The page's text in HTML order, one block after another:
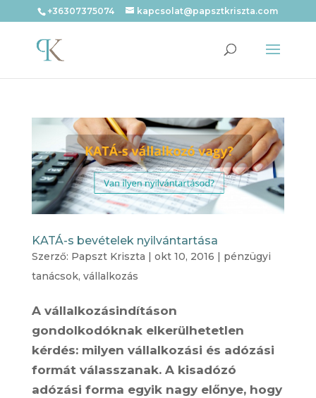
+36307375074 kapcsolat@papsztkriszta.com
KATÁ-s bevételek nyilvántartása
Szerző: Papszt Kriszta okt 10, 2016
pénzügyi
tanácsok, vállalkozás
A vállalkozásindításon
gondolkodóknak elkerülhetetlen
kérdés: milyen vállalkozási és adózási
formát válasszanak. A kisadózó
adózási forma egyik nagy előnye, hogy